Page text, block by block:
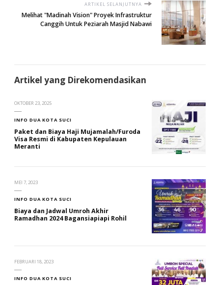
ARTIKEL SELANJUTNYA
Melihat "Madinah Vision" Proyek Infrastruktur
Canggih Untuk Peziarah Masjid Nabawi
Artikel yang Direkomendasikan
OKTOBER 23, 2025
INFO DUA KOTA SUCI
Paket dan Biaya Haji Mujamalah/Furoda
Visa Resmi di Kabupaten Kepulauan
Meranti
MEI 7, 2023
INFO DUA KOTA SUCI
Biaya dan Jadwal Umroh Akhir
Ramadhan 2024 Bagansiapiapi Rohil
FEBRUARI 18, 2023
INFO DUA KOTA SUCI